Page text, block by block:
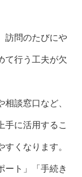
訪問のたびにや
て行う工夫が欠
談窓口など、
手に活用するこ
くなります。
ート」「手続き